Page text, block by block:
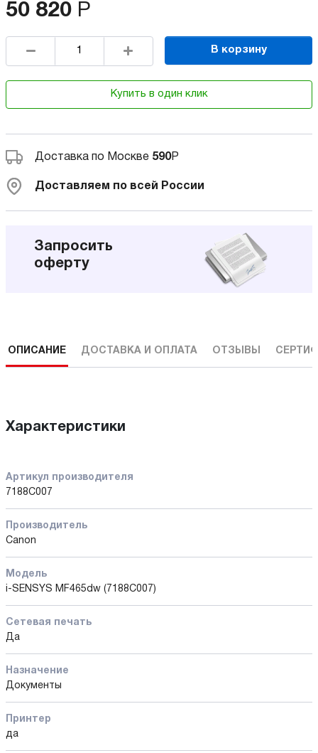
50 820 Р
В корзину
Купить в один клик
Доставка по Москве 590Р
Доставляем по всей России
Запросить
оферту
ОПИСАНИЕ ДОСТАВКА И ОПЛАТА ОТЗЫВЫ
Характеристики
Артикул производителя
7188C007
Производитель
Canon
Модель
i-SENSYS MF465dw (7188C007)
Сетевая печать
Да
Назначение
Документы
Принтер
да